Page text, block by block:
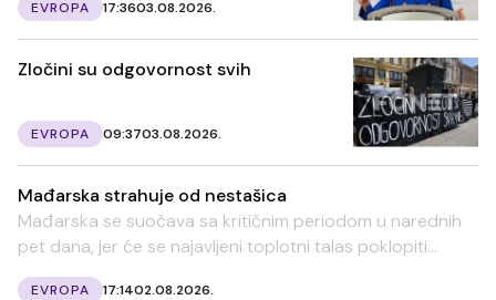
EVROPA 17:3603.08.2026.
Zločini su odgovornost svih
EVROPA 09:3703.08.2026.
Mađarska strahuje od nestašica
Mađarska se suočava sa kritičnim periodom u narednih
pet dana, jer će se najavljeni toplotni talas poklopiti...
EVROPA 17:1402.08.2026.